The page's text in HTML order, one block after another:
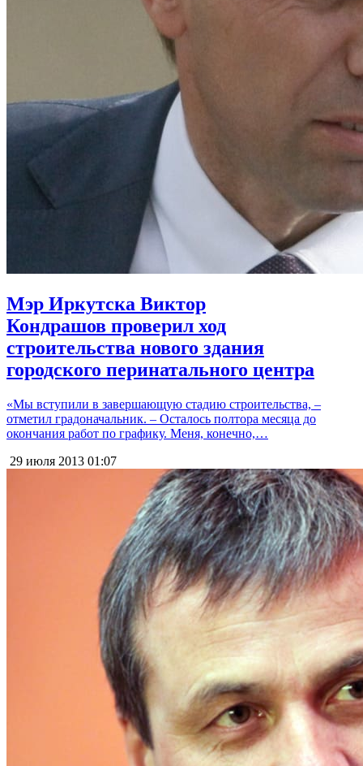
Мэр Иркутска Виктор
Кондрашов проверил ход
строительства нового здания
городского перинатального центра
«Мы вступили в завершающую стадию строительства, –
отметил градоначальник. – Осталось полтора месяца до
окончания работ по графику. Меня, конечно,…
29 июля 2013 01:07